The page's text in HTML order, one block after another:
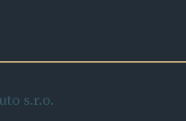
s.r.o.